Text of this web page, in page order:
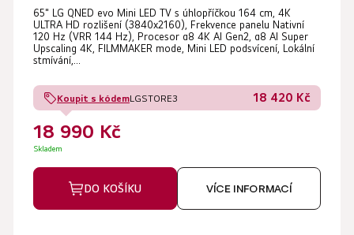
65" LG QNED evo Mini LED TV s úhlopříčkou 164 cm, 4K
ULTRA HD rozlišení (3840x2160), Frekvence panelu Nativní
120 Hz (VRR 144 Hz), Procesor α8 4K AI Gen2, α8 AI Super
Upscaling 4K, FILMMAKER mode, Mini LED podsvícení, Lokální
stmívání,...
Koupit s kódemLGSTORE3 18 420 Kč
18 990 Kč
Skladem
DO KOŠÍKU VÍCE INFORMACÍ